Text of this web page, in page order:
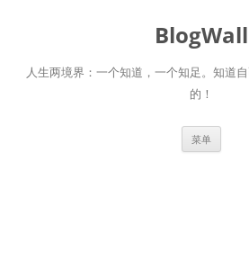
BlogWall
人生两境界：一个知道，一个知足。知道
的！
菜单